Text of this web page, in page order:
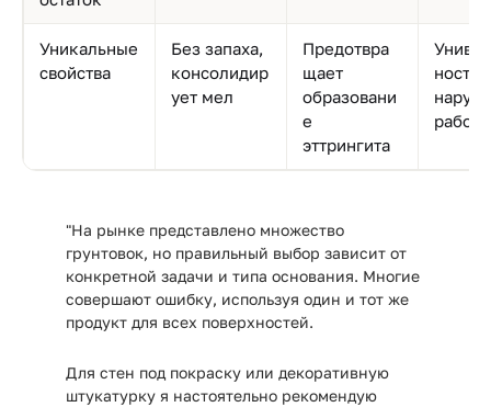
Уникальные
свойства
Без запаха,
консолидир
ует мел
Предотвра
щает
образовани
е
эттрингита
ность,
работ
"На рынке представлено множество
грунтовок, но правильный выбор зависит от
конкретной задачи и типа основания. Многие
совершают ошибку, используя один и тот же
продукт для всех поверхностей.
Для стен под покраску или декоративную
штукатурку я настоятельно рекомендую